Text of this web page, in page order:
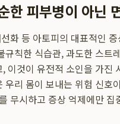
한 피부병이 아닌
화 등 아토피의 대표적인
규칙한 식습관, 과도한 스트
이것이 유전적 소인을 가진
우리 몸이 보내는 위험 신호
무시하고 증상 억제에만